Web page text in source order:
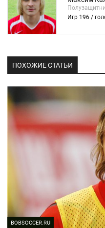
Игр 196 /
ПОХОЖИЕ СТАТЬИ
BOBSOCCER.RU